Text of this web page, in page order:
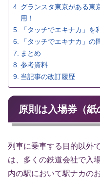
グランスタ東京がある東
用！
「タッチでエキナカ」
「タッチでエキナカ」の
まとめ
参考資料
当記事の改訂履歴
原則は入場券（紙
列車に乗車する目的以外
は、多くの鉄道会社で入
内の駅において駅ナカの